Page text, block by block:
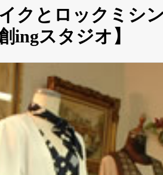
クとロックミシ
ingスタジオ】